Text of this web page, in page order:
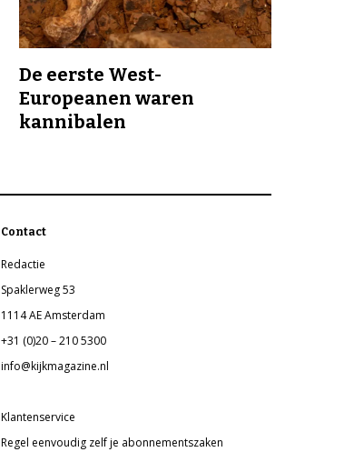
De eerste West-
Europeanen waren
kannibalen
Contact
Redactie
Spaklerweg 53
1114 AE Amsterdam
+31 (0)20 – 210 5300
info@kijkmagazine.nl
Klantenservice
Regel eenvoudig zelf je abonnementszaken